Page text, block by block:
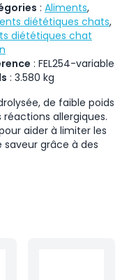
: Aliments,
diététiques chats,
diététiques chat
: FEL254-variable
: 3.580 kg
de faible poids
allergiques.
aider à limiter les
saveur grâce à des